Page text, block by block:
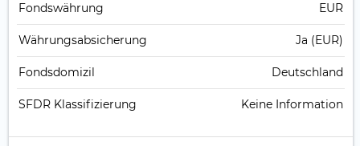
Fonds­währung EUR
Währungsabsicherung Ja (EUR)
Fondsdomizil Deutschland
SFDR Klassifizierung Keine Information